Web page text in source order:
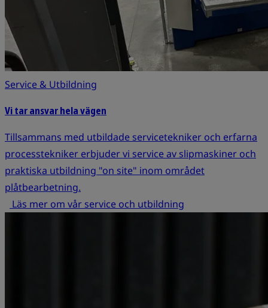
Service & Utbildning
Vi tar ansvar hela vägen
Tillsammans med utbildade servicetekniker och erfarna
processtekniker erbjuder vi service av slipmaskiner och
praktiska utbildning "on site" inom området
plåtbearbetning.
Läs mer om vår service och utbildning